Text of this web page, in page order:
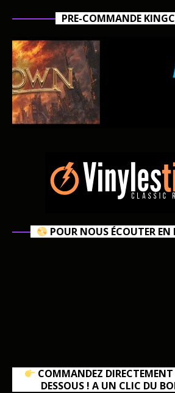
PRE-COMMANDE
POUR NOUS ÉCOUTER EN
COMMANDEZ DIRECTEMENT
DESSOUS ! A UN CLIC DU